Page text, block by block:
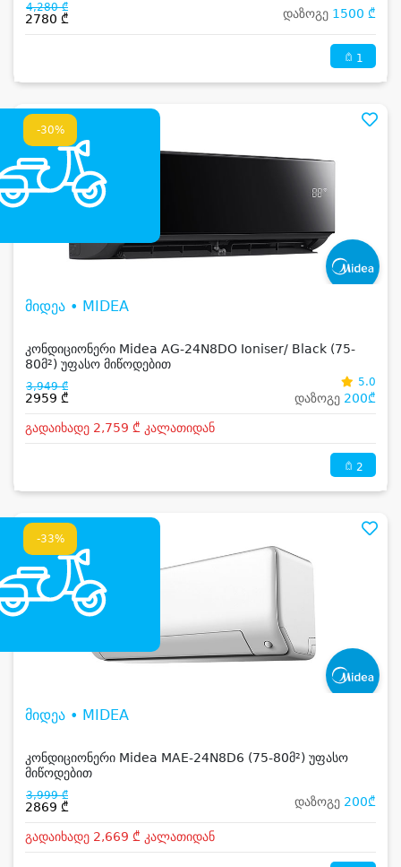
4,280 ₾
2780 ₾ დაზოგე 1500 ₾
1
-30%
მიდეა • MIDEA
კონდიციონერი Midea AG-24N8DO Ioniser/ Black (75-
80მ²) უფასო მიწოდებით
3,949 ₾
2959 ₾
5.0
დაზოგე 200₾
გადაიხადე 2,759 ₾ კალათიდან
2
-33%
მიდეა • MIDEA
კონდიციონერი Midea MAE-24N8D6 (75-80მ²) უფასო
მიწოდებით
3,999 ₾
2869 ₾ დაზოგე 200₾
გადაიხადე 2,669 ₾ კალათიდან